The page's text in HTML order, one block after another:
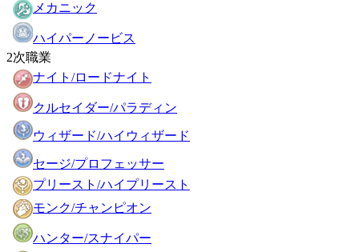
メカニック
ハイパーノービス
2次職業
ナイト/ロードナイト
クルセイダー/パラディン
ウィザード/ハイウィザード
セージ/プロフェッサー
プリースト/ハイプリースト
モンク/チャンピオン
ハンター/スナイパー